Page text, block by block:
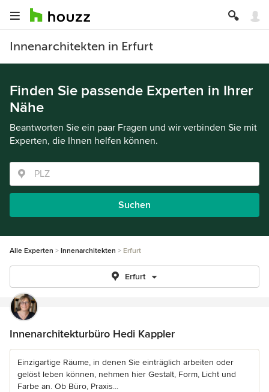
Innenarchitekten in Erfurt
Finden Sie passende Experten in Ihrer
Nähe
Beantworten Sie ein paar Fragen und wir verbinden Sie mit
Experten, die Ihnen helfen können.
Suchen
Alle Experten Innenarchitekten Erfurt
Erfurt
Innenarchitekturbüro Hedi Kappler
Einzigartige Räume, in denen Sie einträglich arbeiten oder
gelöst leben können, nehmen hier Gestalt, Form, Licht und
Farbe an. Ob Büro, Praxis...